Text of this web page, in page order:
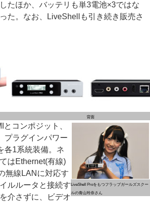
たほか、バッテリも単3電池×3ではな
た。なお、LiveShellも引き続き販売さ
背面
LiveShell Proをもつフラップガールズスクー
ルの青山玲奈さん
コンポジット、
プラグインパワー
各1系統装備。ネ
はEthernet(有線)
無線LANに対応す
ルルータと接続す
介さずに、ビデオ